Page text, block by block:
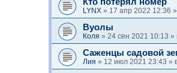
Кто потерял номер
LYNX » 17 апр 2022 12:36
Вуолы
Коля » 24 сен 2021 10:13
Саженцы садовой
Лия » 12 июл 2021 23:43 »